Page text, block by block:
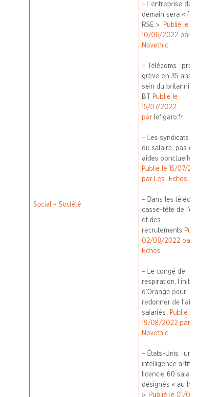
Social – Société
– L’entreprise de
demain sera « full-
RSE » Publié le
10/06/2022 par
Novethic
–
Télécoms : première
grève en 35 ans au
sein du britannique
BT
Publié le
15/07/2022
par lefigaro.fr
– Les syndicats veulent
du salaire, pas des
aides ponctuelles
Publié le 15/07/2022
par Les Echos
– Dans les télécoms, le
casse-tête de l’emploi
et des
recrutements Publié le
02/08/2022 par Les
Echos
– Le congé de
respiration, l’initiative
d’Orange pour
redonner de l’air aux
salariés Publié le
19/08/2022 par
Novethic
– États-Unis : une
intelligence artificielle
licencie 60 salariés
désignés « au hasard
» Publié le 01/09/2022